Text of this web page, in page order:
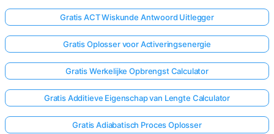
Gratis ACT Wiskunde Antwoord Uitlegger
Gratis Oplosser voor Activeringsenergie
Gratis Werkelijke Opbrengst Calculator
Gratis Additieve Eigenschap van Lengte Calculator
Gratis Adiabatisch Proces Oplosser